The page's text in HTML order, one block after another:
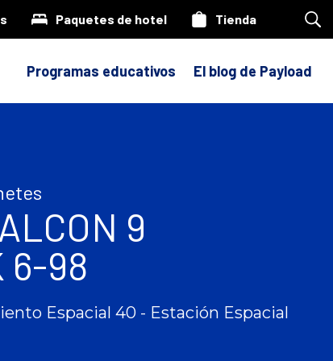
Paquetes de hotel Tienda
en
sitio
Programas educativos El blog de Payload
9
6-98
Espacial 40 - Estación Espacial